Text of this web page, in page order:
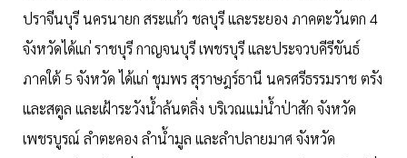
ปราจีนบุรี นครนายก สระแก้ว ชลบุรี และระยอง ภาคตะวันตก 4
จังหวัดได้แก่ ราชบุรี กาญจนบุรี เพชรบุรี และประจวบคีรีขันธ์
ภาคใต้ 5 จังหวัด ได้แก่ ชุมพร สุราษฎร์ธานี นครศรีธรรมราช ตรัง
และสตูล และเฝ้าระวังน้ำล้นตลิ่ง บริเวณแม่น้ำป่าสัก จังหวัด
เพชรบูรณ์ ลำตะคอง ลำน้ำมูล และลำปลายมาศ จังหวัด